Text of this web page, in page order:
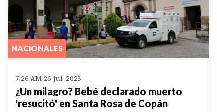
NACIONALES
7:26 AM 26 jul. 2023
¿Un milagro? Bebé declarado muerto
'resucitó' en Santa Rosa de Copán